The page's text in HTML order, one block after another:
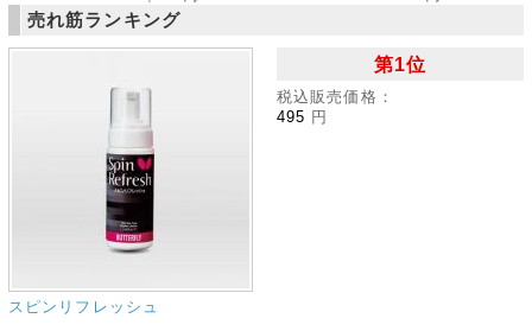
売れ筋ランキング
第1位
税込販売価格：
495 円
スピンリフレッシュ